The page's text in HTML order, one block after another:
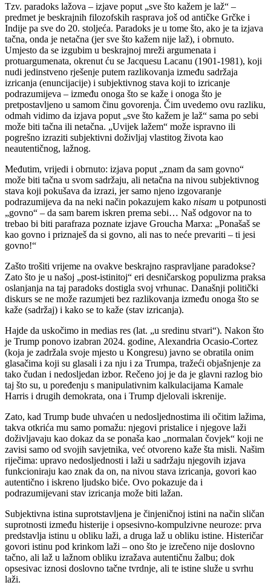
Tzv. paradoks lažova – izjave poput „sve što kažem je laž“ –
predmet je beskrajnih filozofskih rasprava još od antičke Grčke i
Indije pa sve do 20. stoljeća. Paradoks je u tome što, ako je ta izjava
tačna, onda je netačna (jer sve što kažem nije laž), i obrnuto.
Umjesto da se izgubim u beskrajnoj mreži argumenata i
protuargumenata, okrenut ću se Jacquesu Lacanu (1901-1981), koji
nudi jedinstveno rješenje putem razlikovanja između sadržaja
izricanja (enuncijacije) i subjektivnog stava koji to izricanje
podrazumijeva – između onoga što se kaže i onoga što je
pretpostavljeno u samom činu govorenja. Čim uvedemo ovu razliku,
odmah vidimo da izjava poput „sve što kažem je laž“ sama po sebi
može biti tačna ili netačna. „Uvijek lažem“ može ispravno ili
pogrešno izraziti subjektivni doživljaj vlastitog života kao
neautentičnog, lažnog.
Međutim, vrijedi i obrnuto: izjava poput „znam da sam govno“
može biti tačna u svom sadržaju, ali netačna na nivou subjektivnog
stava koji pokušava da izrazi, jer samo njeno izgovaranje
podrazumijeva da na neki način pokazujem kako nisam u potpunosti
„govno“ – da sam barem iskren prema sebi… Naš odgovor na to
trebao bi biti parafraza poznate izjave Groucha Marxa: „Ponašaš se
kao govno i priznaješ da si govno, ali nas to neće prevariti – ti jesi
govno!“
Zašto trošiti vrijeme na ovakve beskrajno raspravljane paradokse?
Zato što je u našoj „post-istinitoj“ eri desničarskog populizma praksa
oslanjanja na taj paradoks dostigla svoj vrhunac. Današnji politički
diskurs se ne može razumjeti bez razlikovanja između onoga što se
kaže (sadržaj) i kako se to kaže (stav izricanja).
Hajde da uskočimo in medias res (lat. „u sredinu stvari“). Nakon što
je Trump ponovo izabran 2024. godine, Alexandria Ocasio-Cortez
(koja je zadržala svoje mjesto u Kongresu) javno se obratila onim
glasačima koji su glasali i za nju i za Trumpa, tražeći objašnjenje za
tako čudan i nedosljedan izbor. Rečeno joj je da je glavni razlog bio
taj što su, u poređenju s manipulativnim kalkulacijama Kamale
Harris i drugih demokrata, ona i Trump djelovali iskrenije.
Zato, kad Trump bude uhvaćen u nedosljednostima ili očitim lažima,
takva otkrića mu samo pomažu: njegovi pristalice i njegove laži
doživljavaju kao dokaz da se ponaša kao „normalan čovjek“ koji ne
zavisi samo od svojih savjetnika, već otvoreno kaže šta misli. Našim
riječima: upravo nedosljednosti i laži u sadržaju njegovih izjava
funkcioniraju kao znak da on, na nivou stava izricanja, govori kao
autentično i iskreno ljudsko biće. Ovo pokazuje da i
podrazumijevani stav izricanja može biti lažan.
Subjektivna istina suprotstavljena je činjeničnoj istini na način sličan
suprotnosti između histerije i opsesivno-kompulzivne neuroze: prva
predstavlja istinu u obliku laži, a druga laž u obliku istine. Histeričar
govori istinu pod krinkom laži – ono što je izrečeno nije doslovno
tačno, ali laž u lažnom obliku izražava autentičnu žalbu; dok
opsesivac iznosi doslovno tačne tvrdnje, ali te istine služe u svrhu
laži.